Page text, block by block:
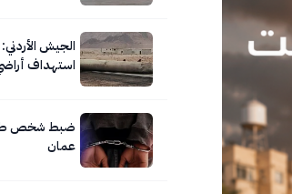
الجيش
استهداف
ضبط شخص
عمان